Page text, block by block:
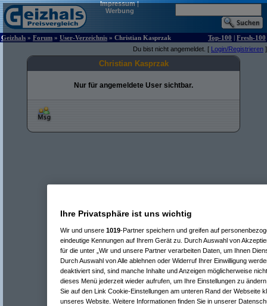
Impressum|
Werbung
Geizhals » Forum » User-Verzeichnis » Christian Kasprzak Top-100 | Fresh-100
Du bist nicht angemeldet. [ Login/Registrieren ]
Christian Kasprzak
Nur für angemeldete User sichtbar.
Ihre Privatsphäre ist uns wichtig
Wir und unsere 1019-Partner speichern und greifen auf
eindeutige Kennungen auf Ihrem Gerät zu. Durch Auswahl von
für die unter „Wir und unsere Partner verarbeiten Daten, um Ihnen
Durch Auswahl von Alle ablehnen oder Widerruf Ihrer Einwilligung
deaktiviert sind, sind manche Inhalte und Anzeigen möglicherweise
dieses Menü jederzeit wieder aufrufen, um Ihre Einstellungen zu
Sie auf den Link Cookie-Einstellungen am unteren Rand der Webseite
unseres Website. Weitere Informationen finden Sie in unserer